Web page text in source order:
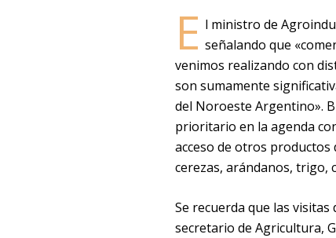
E l ministro de
señalando que
venimos realizando con
son sumamente
del Noroeste Argentino».
prioritario en la agenda
acceso de otros productos
cerezas, arándanos, trigo,
Se recuerda que las
secretario de Agricultura,